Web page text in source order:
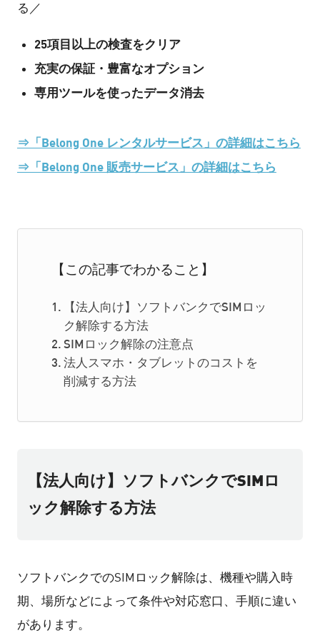
る／
25項目以上の検査をクリア
充実の保証・豊富なオプション
専用ツールを使ったデータ消去
⇒「Belong One レンタルサービス」の詳細はこちら
⇒「Belong One 販売サービス」の詳細はこちら
【この記事でわかること】
【法人向け】ソフトバンクでSIMロッ
ク解除する方法
SIMロック解除の注意点
法人スマホ・タブレットのコストを
削減する方法
【法人向け】ソフトバンクでSIMロ
ック解除する方法
ソフトバンクでのSIMロック解除は、機種や購入時
期、場所などによって条件や対応窓口、手順に違い
があります。